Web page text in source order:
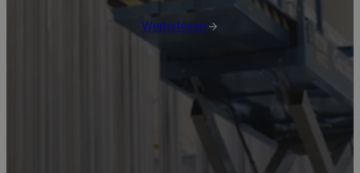
Weiterlesen